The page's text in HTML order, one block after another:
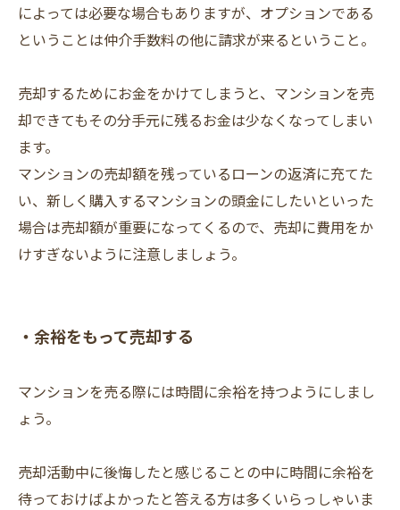
によっては必要な場合もありますが、オプションである
ということは仲介手数料の他に請求が来るということ。
売却するためにお金をかけてしまうと、マンションを売
却できてもその分手元に残るお金は少なくなってしまい
ます。
マンションの売却額を残っているローンの返済に充てた
い、新しく購入するマンションの頭金にしたいといった
場合は売却額が重要になってくるので、売却に費用をか
けすぎないように注意しましょう。
・余裕をもって売却する
マンションを売る際には時間に余裕を持つようにしまし
ょう。
売却活動中に後悔したと感じることの中に時間に余裕を
待っておけばよかったと答える方は多くいらっしゃいま